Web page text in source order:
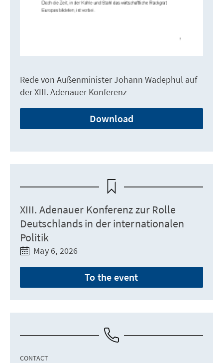
Rede von Außenminister Johann Wadephul auf
der XIII. Adenauer Konferenz
Download
XIII. Adenauer Konferenz zur Rolle
Deutschlands in der internationalen
Politik
May 6, 2026
To the event
CONTACT